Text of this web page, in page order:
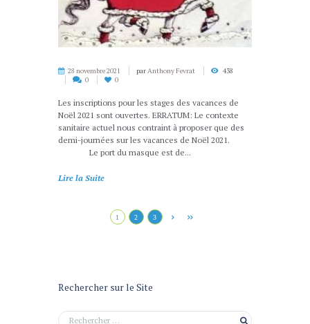
28 novembre 2021 parAnthony Fevrat
438
0
0
Les inscriptions pour les stages des vacances de
Noël 2021 sont ouvertes. ERRATUM: Le contexte
sanitaire actuel nous contraint à proposer que des
demi-journées sur les vacances de Noël 2021.
Le port du masque est de...
Lire la Suite
1 2 3
Rechercher sur le Site